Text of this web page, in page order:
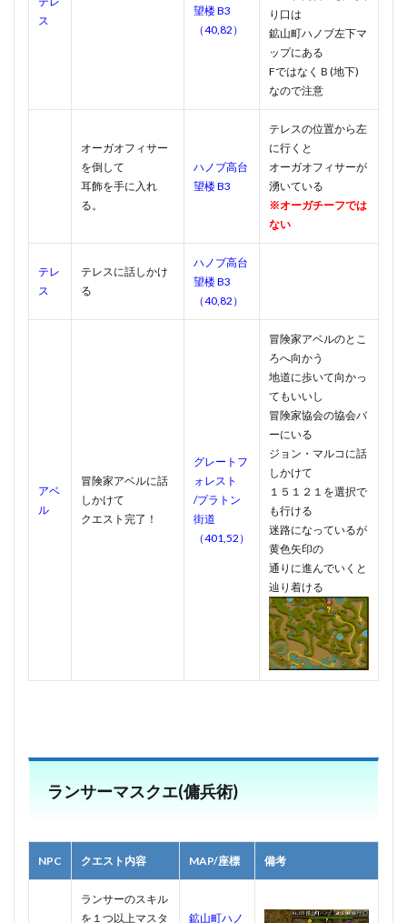
ス
望楼 B3
（40,82）
り口は
鉱山町ハノブ左下マ
ップにある
FではなくＢ(地下)
なので注意
オーガオフィサー
を倒して
耳飾を手に入れ
る。
ハノブ高台
望楼 B3
テレスの位置から左
に行くと
オーガオフィサーが
湧いている
※オーガチーフでは
ない
テレ
ス
テレスに話しかけ
る
ハノブ高台
望楼 B3
（40,82）
アベ
ル
冒険家アベルに話
しかけて
クエスト完了！
グレートフ
ォレスト
/プラトン
街道
（401,52）
冒険家アベルのとこ
ろへ向かう
地道に歩いて向かっ
てもいいし
冒険家協会の協会バ
ーにいる
ジョン・マルコに話
しかけて
１５１２１を選択で
も行ける
迷路になっているが
黄色矢印の
通りに進んでいくと
辿り着ける
ランサーマスクエ(傭兵術)
NPC クエスト内容 MAP/座標 備考
ランサーのスキル
を１つ以上マスタ
鉱山町ハノ